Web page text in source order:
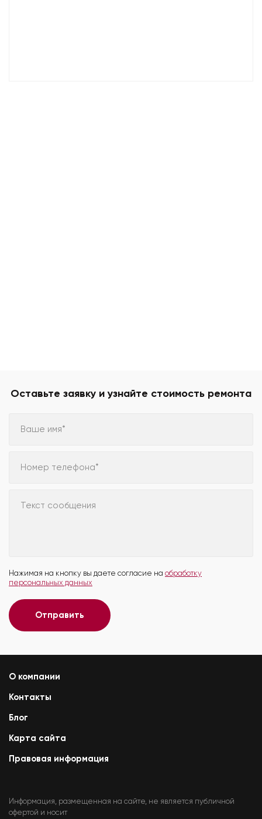
Оставьте заявку и узнайте стоимость ремонта
Ваше имя*
Номер телефона*
Текст сообщения
Нажимая на кнопку вы даете согласие на обработку
персональных данных
Отправить
О компании
Контакты
Блог
Карта сайта
Правовая информация
Информация, размещенная на сайте, не является публичной
офертой и носит